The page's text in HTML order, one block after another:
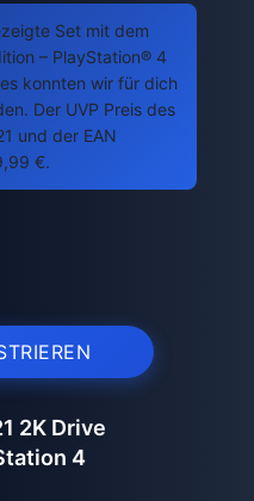
Set mit dem
– PlayStation® 4
konnten wir für dich
Der UVP Preis des
und der EAN
€.
2K Drive
4